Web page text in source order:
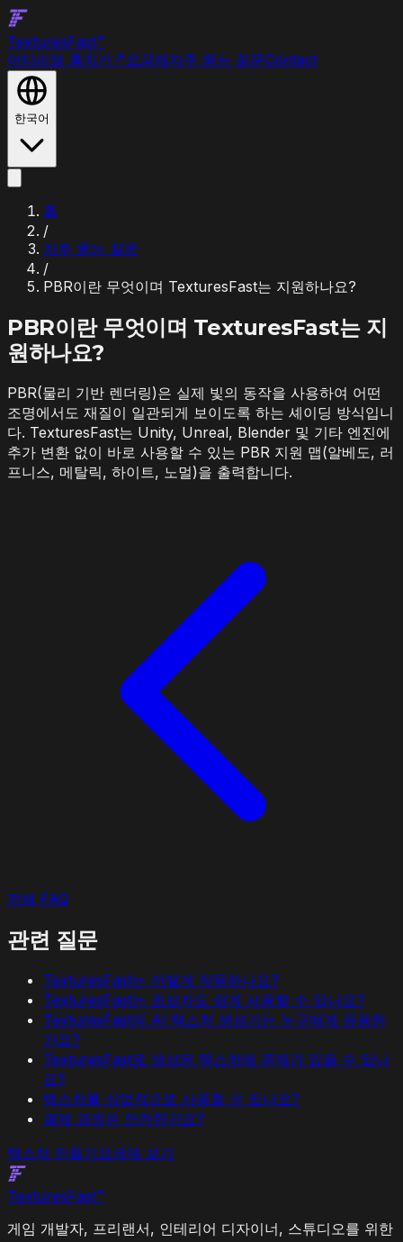
TexturesFast™
머티리얼 훔치기 ↗ 요금제자주 묻는 질문Contact
한국어
홈
/
자주 묻는 질문
/
PBR이란 무엇이며 TexturesFast는 지원하나요?
PBR이란 무엇이며 TexturesFast는 지
원하나요?
PBR(물리 기반 렌더링)은 실제 빛의 동작을 사용하여 어떤
조명에서도 재질이 일관되게 보이도록 하는 셰이딩 방식입니
다. TexturesFast는 Unity, Unreal, Blender 및 기타 엔진에
추가 변환 없이 바로 사용할 수 있는 PBR 지원 맵(알베도, 러
프니스, 메탈릭, 하이트, 노멀)을 출력합니다.
전체 FAQ
관련 질문
TexturesFast는 어떻게 작동하나요?
TexturesFast는 초보자도 쉽게 사용할 수 있나요?
TexturesFast의 AI 텍스처 생성기는 누구에게 유용한
가요?
TexturesFast로 생성된 텍스처에 문제가 있을 수 있나
요?
텍스처를 상업적으로 사용할 수 있나요?
결제 과정은 안전한가요?
텍스처 만들기 요금제 보기
TexturesFast™
게임 개발자, 프리랜서, 인테리어 디자이너, 스튜디오를 위한